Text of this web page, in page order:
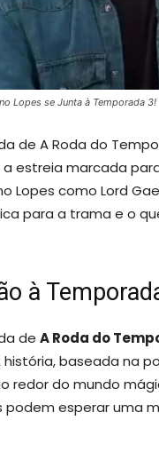
Lopes se Junta à Temporada 3!
de A Roda do
estreia marcada
Lopes como Lord
para a trama e o
à
de A Roda do
história, baseada na
redor do mundo
esperar uma